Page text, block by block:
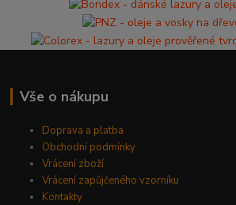
Vše o nákupu
Doprava a platba
Obchodní podmínky
Vrácení zboží
Vrácení zapůjčeného vzorníku
Kontakty